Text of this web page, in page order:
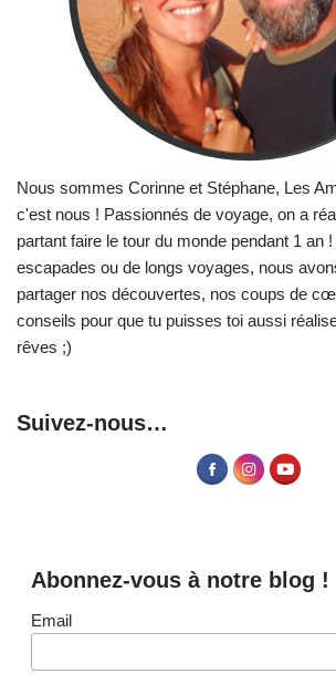
Nous sommes Corinne et Stéphane, Les
c'est nous ! Passionnés de voyage, on a
partant faire le tour du monde pendant 1 an
escapades ou de longs voyages, nous
partager nos découvertes, nos coups de
conseils pour que tu puisses toi aussi
rêves ;)
Suivez-nous…
Abonnez-vous à notre blog !
Email